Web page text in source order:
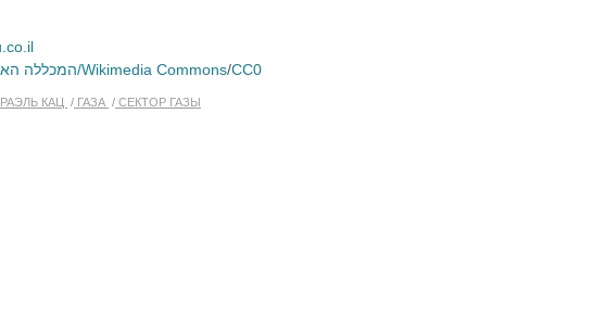
המכללה האקדמית ספיר/Wikimedia Commons/CC0
КАЦ ГАЗА СЕКТОР ГАЗЫ